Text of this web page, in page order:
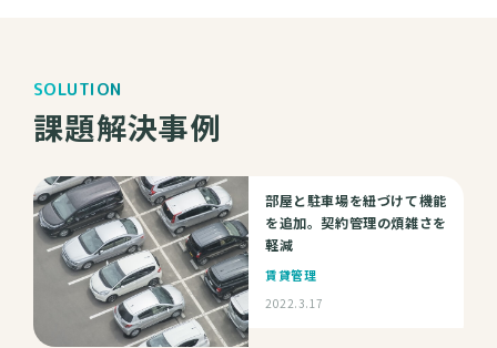
SOLUTION
課題解決事例
部屋と駐車場を紐づけて機能
を追加。契約管理の煩雑さを
軽減
賃貸管理
2022.3.17